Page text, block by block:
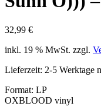
32,99 €
inkl. 19 % MwSt. zzgl.
Lieferzeit: 2-5 Werktage
Format: LP
OXBLOOD vinyl